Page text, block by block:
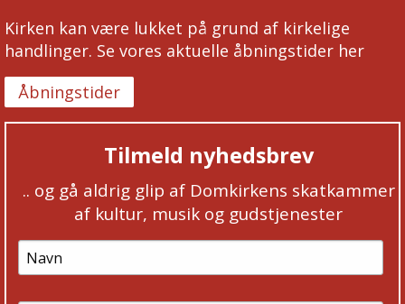
Kirken kan være lukket på grund af kirkelige
handlinger. Se vores aktuelle åbningstider her
Åbningstider
Tilmeld nyhedsbrev
.. og gå aldrig glip af Domkirkens skatkammer
af kultur, musik og gudstjenester